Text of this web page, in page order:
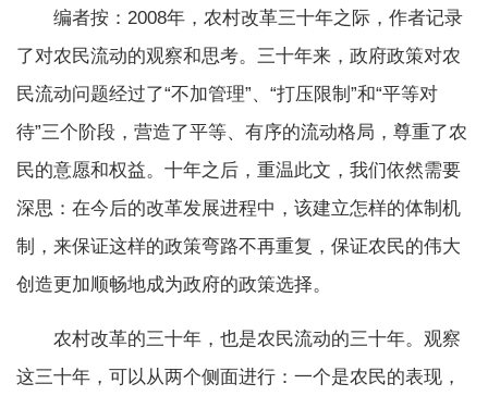
编者按：2008年，农村改革三十年之际，作者记录
了对农民流动的观察和思考。三十年来，政府政策对农
民流动问题经过了“不加管理”、“打压限制”和“平等对
待”三个阶段，营造了平等、有序的流动格局，尊重了农
民的意愿和权益。十年之后，重温此文，我们依然需要
深思：在今后的改革发展进程中，该建立怎样的体制机
制，来保证这样的政策弯路不再重复，保证农民的伟大
创造更加顺畅地成为政府的政策选择。
农村改革的三十年，也是农民流动的三十年。观察
这三十年，可以从两个侧面进行：一个是农民的表现，